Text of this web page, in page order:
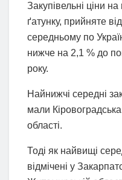
Закупівельні ціни на
ґатунку, прийняте
середньому по
нижче на 2,1 % до
року.
Найнижчі середні
мали
області.
Тоді як найвищі
відмічені у